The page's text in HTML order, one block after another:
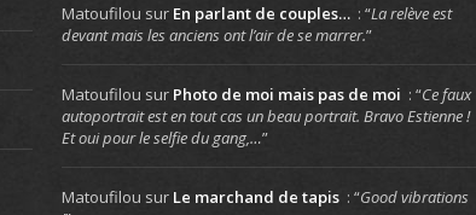
Matoufilou sur En parlant de couples… : “La relève est
devant mais les anciens ont l’air de se marrer.”
Matoufilou sur Photo de moi mais pas de moi : “Ce faux
autoportrait est en tout cas un beau portrait. Bravo Estienne !
Et oui pour le selfie du gang,…”
Matoufilou sur Le marchand de tapis : “Good vibrations